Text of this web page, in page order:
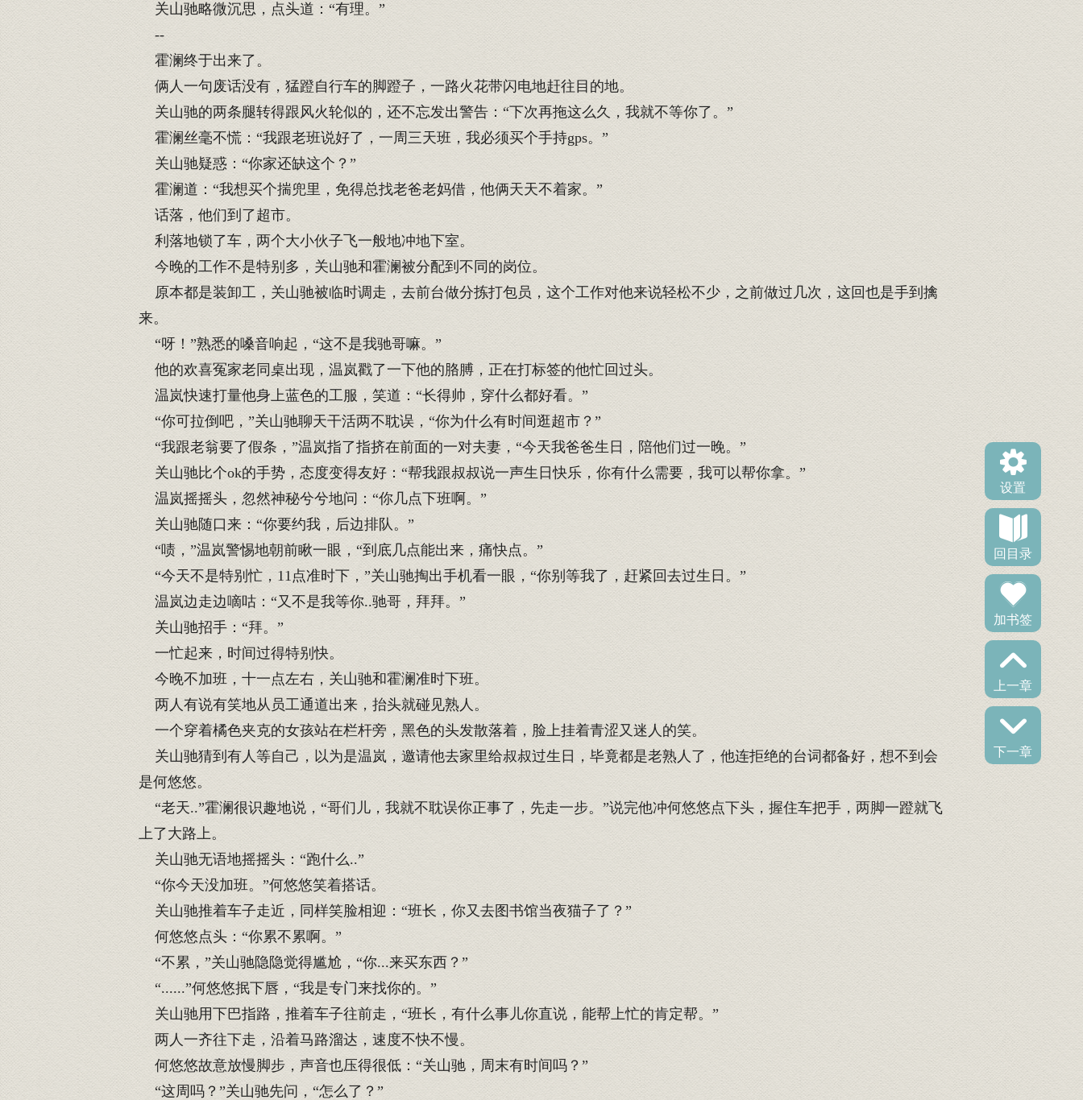
设置
回目录
加书签
上一章
下一章
关山驰略微沉思，点头道：“有理。”
--
霍澜终于出来了。
俩人一句废话没有，猛蹬自行车的脚蹬子，一路火花带闪电地赶往目的地。
关山驰的两条腿转得跟风火轮似的，还不忘发出警告：“下次再拖这么久，我就不等你了。”
霍澜丝毫不慌：“我跟老班说好了，一周三天班，我必须买个手持gps。”
关山驰疑惑：“你家还缺这个？”
霍澜道：“我想买个揣兜里，免得总找老爸老妈借，他俩天天不着家。”
话落，他们到了超市。
利落地锁了车，两个大小伙子飞一般地冲地下室。
今晚的工作不是特别多，关山驰和霍澜被分配到不同的岗位。
原本都是装卸工，关山驰被临时调走，去前台做分拣打包员，这个工作对他来说轻松不少，之前做过几次，这回也是手到擒
来。
“呀！”熟悉的嗓音响起，“这不是我驰哥嘛。”
他的欢喜冤家老同桌出现，温岚戳了一下他的胳膊，正在打标签的他忙回过头。
温岚快速打量他身上蓝色的工服，笑道：“长得帅，穿什么都好看。”
“你可拉倒吧，”关山驰聊天干活两不耽误，“你为什么有时间逛超市？”
“我跟老翁要了假条，”温岚指了指挤在前面的一对夫妻，“今天我爸爸生日，陪他们过一晚。”
关山驰比个ok的手势，态度变得友好：“帮我跟叔叔说一声生日快乐，你有什么需要，我可以帮你拿。”
温岚摇摇头，忽然神秘兮兮地问：“你几点下班啊。”
关山驰随口来：“你要约我，后边排队。”
“啧，”温岚警惕地朝前瞅一眼，“到底几点能出来，痛快点。”
“今天不是特别忙，11点准时下，”关山驰掏出手机看一眼，“你别等我了，赶紧回去过生日。”
温岚边走边嘀咕：“又不是我等你..驰哥，拜拜。”
关山驰招手：“拜。”
一忙起来，时间过得特别快。
今晚不加班，十一点左右，关山驰和霍澜准时下班。
两人有说有笑地从员工通道出来，抬头就碰见熟人。
一个穿着橘色夹克的女孩站在栏杆旁，黑色的头发散落着，脸上挂着青涩又迷人的笑。
关山驰猜到有人等自己，以为是温岚，邀请他去家里给叔叔过生日，毕竟都是老熟人了，他连拒绝的台词都备好，想不到会
是何悠悠。
“老天..”霍澜很识趣地说，“哥们儿，我就不耽误你正事了，先走一步。”说完他冲何悠悠点下头，握住车把手，两脚一蹬就飞
上了大路上。
关山驰无语地摇摇头：“跑什么..”
“你今天没加班。”何悠悠笑着搭话。
关山驰推着车子走近，同样笑脸相迎：“班长，你又去图书馆当夜猫子了？”
何悠悠点头：“你累不累啊。”
“不累，”关山驰隐隐觉得尴尬，“你...来买东西？”
“......”何悠悠抿下唇，“我是专门来找你的。”
关山驰用下巴指路，推着车子往前走，“班长，有什么事儿你直说，能帮上忙的肯定帮。”
两人一齐往下走，沿着马路溜达，速度不快不慢。
何悠悠故意放慢脚步，声音也压得很低：“关山驰，周末有时间吗？”
“这周吗？”关山驰先问，“怎么了？”